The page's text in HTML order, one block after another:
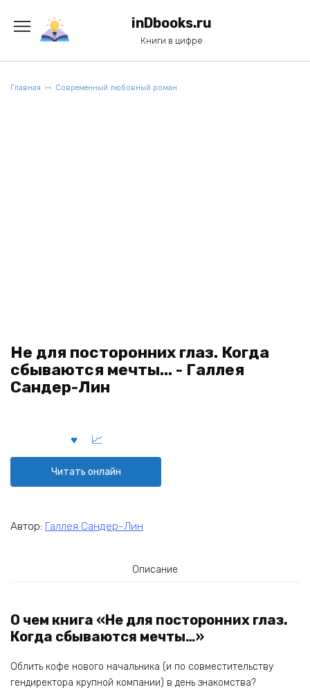
содержанию
inDbooks.ru
Книги в цифре
Главная Современный любовный роман
Не для посторонних глаз. Когда
сбываются мечты... - Галлея
Сандер-Лин
Читать онлайн
Автор: Галлея Сандер-Лин
Описание
О чем книга «Не для посторонних глаз.
Когда сбываются мечты…»
Облить кофе нового начальника (и по совместительству
гендиректора крупной компании) в день знакомства?